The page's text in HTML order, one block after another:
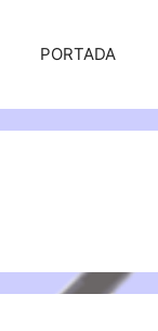
PORTADA